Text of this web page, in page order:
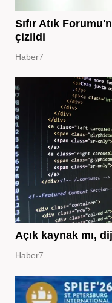
Sıfır Atık
çizildi
Haber7
Açık kaynak mı,
Haber7